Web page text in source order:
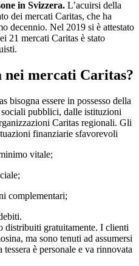
in Svizzera. L’acuirsi della
dei mercati Caritas, che ha
decennio. Nel 2019 si è attestato
21 mercati Caritas è stato
nei mercati Caritas?
bisogna essere in possesso della
sociali pubblici, dalle istituzioni
Caritas regionali. Gli
finanziarie sfavorevoli
vitale;
complementari;
distribuiti gratuitamente. I clienti
ma sono tenuti ad assumersi
è personale e va rinnovata